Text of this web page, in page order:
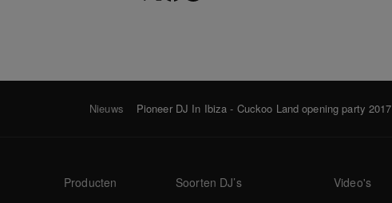
Nieuws Pioneer DJ In Ibiza - Cuckoo Land opening party 2017
Producten Soorten DJ’s Video's